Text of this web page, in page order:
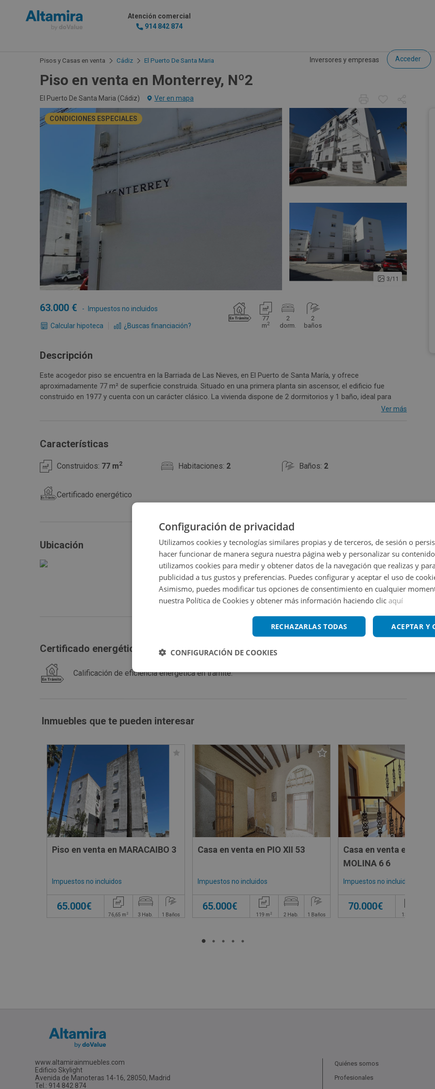
Atención comercial
914 842 874
Inversores y empresas Acceder
Pisos y Casas en venta Cádiz El Puerto De Santa Maria
Piso en venta en Monterrey, Nº2
El Puerto De Santa Maria (Cádiz) Ver en mapa
CONDICIONES ESPECIALES
3/11
77
m2
2
dorm.
2
baños
63.000 Impuestos no incluidos
Calcular hipoteca ¿Buscas financiación?
Descripción
Este acogedor piso se encuentra en la Barriada de Las Nieves, en El Puerto de Santa María, y ofrece
aproximadamente 77 m² de superficie construida. Situado en una primera planta sin ascensor, el edificio fue
construido en 1977 y cuenta con un carácter clásico. La vivienda dispone de 2 dormitorios y 1 baño, ideal para
parejas o pequeñas familias. Su ubicación es muy conveniente, ya que cuenta con todos los servicios necesarios
Consulta lascondiciones especiales
Ver más
Características
Construidos: 77 m2 Habitaciones: 2 Baños: 2
Certificado energético
Ubicación
Ampliar mapa
Ver en mapa
Certificado energético
Calificación de eficiencia energética en trámite.
Inmuebles que te pueden interesar
Piso en venta en MARACAIBO 3
Impuestos no incluidos
65.000€
76,65 m 2 3 Hab. 1 Baños
Casa en venta en PIO XII 53
Impuestos no incluidos
65.000€
119 m 2 2 Hab. 1 Baños
Casa en venta en TIRSO
MOLINA 6 6
Impuestos no incluidos
70.000€
131
www.altamirainmuebles.com
Edificio Skylight
Avenida de Manoteras 14-16, 28050, Madrid
Tel.: 914 842 874
Quiénes somos
Profesionales
Configuración de privacidad
Utilizamos cookies y tecnologías similares propias y de terceros, de sesión o
hacer funcionar de manera segura nuestra página web y personalizar su
utilizamos cookies para medir y obtener datos de la navegación que realizas y
publicidad a tus gustos y preferencias. Puedes configurar y aceptar el uso de
Asimismo, puedes modificar tus opciones de consentimiento en cualquier
nuestra Política de Cookies y obtener más información haciendo clic aquí
ACEPTAR Y
RECHAZARLAS TODAS
CONFIGURACIÓN DE COOKIES